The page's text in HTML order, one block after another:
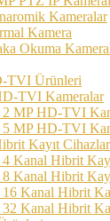
Kameralar
Kamera
TVI Ürünleri
TVI Kameralar
HD-TVI
HD-TVI
Kayıt
Hibrit
Hibrit
Hibrit
Hibrit